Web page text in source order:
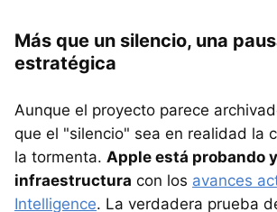
Más que un silencio, una
estratégica
Aunque el proyecto parece
que el "silencio" sea en realidad la
la tormenta. Apple está probando
infraestructura con los avances
Intelligence. La verdadera prueba